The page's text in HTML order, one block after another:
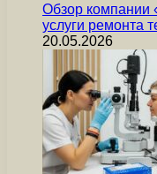
Обзор компании
услуги ремонта
20.05.2026